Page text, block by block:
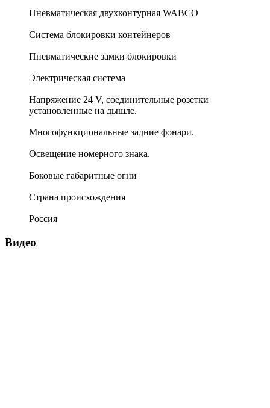
Пневматическая двухконтурная WABCO
Система блокировки контейнеров
Пневматические замки блокировки
Электрическая система
Напряжение 24 V, соединительные розетки
установленные на дышле.
Многофункциональные задние фонари.
Освещение номерного знака.
Боковые габаритные огни
Страна происхождения
Россия
Видео